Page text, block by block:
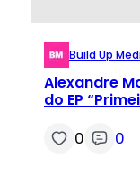
Build Up
Alexandre
do EP
0 0